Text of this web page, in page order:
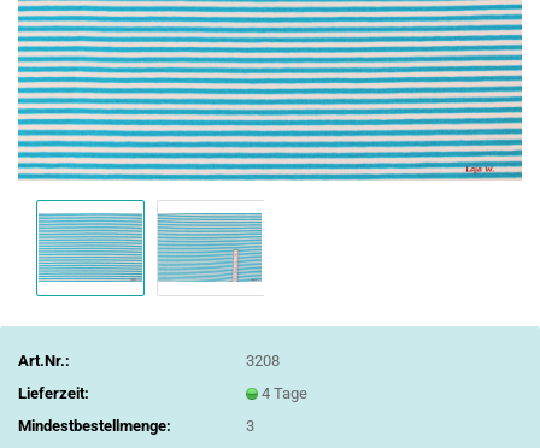
Art.Nr.:
3208
Lieferzeit:
4 Tage
Mindestbestellmenge:
3